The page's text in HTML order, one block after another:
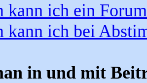
kann ich ein
kann ich bei
in und mit